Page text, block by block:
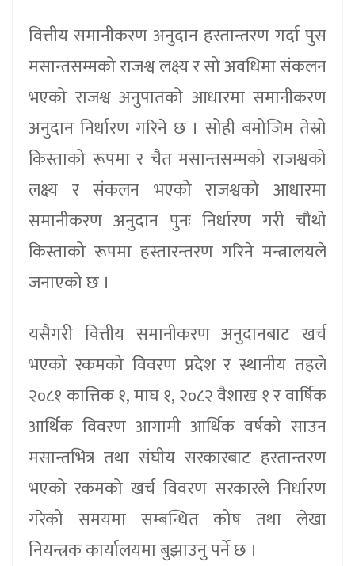
वित्तीय समानीकरण अनुदान हस्तान्तरण गर्दा पुस
मसान्तसम्मको राजश्व लक्ष्य र सो अवधिमा संकलन
भएको राजश्व अनुपातको आधारमा समानीकरण
अनुदान निर्धारण गरिने छ । सोही बमोजिम तेस्रो
किस्ताको रूपमा र चैत मसान्तसम्मको राजश्वको
लक्ष्य र संकलन भएको राजश्वको आधारमा
समानीकरण अनुदान पुनः निर्धारण गरी चौथो
किस्ताको रूपमा हस्तारन्तरण गरिने मन्त्रालयले
जनाएको छ ।
यसैगरी वित्तीय समानीकरण अनुदानबाट खर्च
भएको रकमको विवरण प्रदेश र स्थानीय तहले
२०८१ कात्तिक १, माघ १, २०८२ वैशाख १ र वार्षिक
आर्थिक विवरण आगामी आर्थिक वर्षको साउन
मसान्तभित्र तथा संघीय सरकारबाट हस्तान्तरण
भएको रकमको खर्च विवरण सरकारले निर्धारण
गरेको समयमा सम्बन्धित कोष तथा लेखा
नियन्त्रक कार्यालयमा बुझाउनु पर्ने छ ।